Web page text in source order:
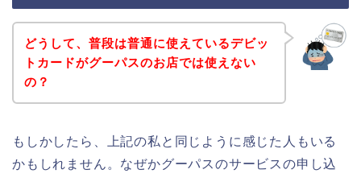
どうして、普段は普通に使えているデビッ
トカードがグーパスのお店では使えない
の？
もしかしたら、上記の私と同じように感じた人もいる
かもしれません。なぜかグーパスのサービスの申し込